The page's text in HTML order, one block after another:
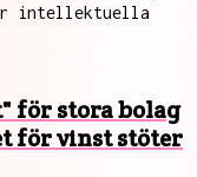
intellektuella
för stora bolag
för vinst stöter